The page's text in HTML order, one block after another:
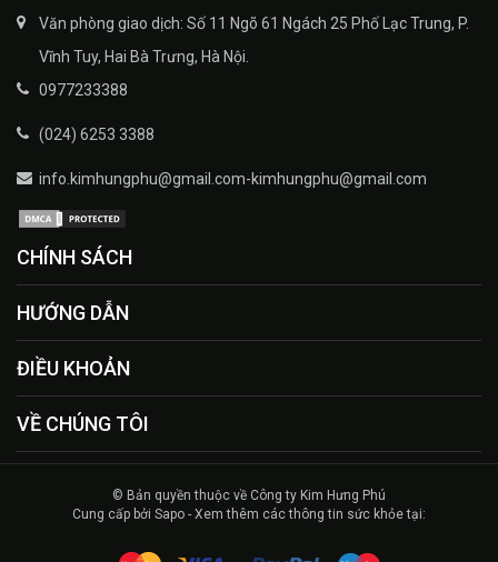
Văn phòng giao dịch: Số 11 Ngõ 61 Ngách 25 Phố Lạc Trung, P.
Vĩnh Tuy, Hai Bà Trưng, Hà Nội.
0977233388
(024) 6253 3388
info.kimhungphu@gmail.com-kimhungphu@gmail.com
CHÍNH SÁCH
HƯỚNG DẪN
ĐIỀU KHOẢN
VỀ CHÚNG TÔI
© Bản quyền thuộc về Công ty Kim Hưng Phú
Cung cấp bởi Sapo - Xem thêm các thông tin sức khỏe tại: